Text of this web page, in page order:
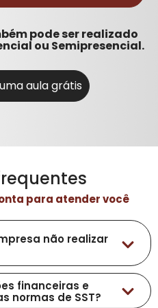
a distribuição de
na mina;
pessoas.
emergência e
de
de Ação de
pode ser realizado
ou Semipresencial.
aula grátis
para atender você
não realizar
as multas que serão
Federal do Brasil – RFB
financeiras e
normas de SST?